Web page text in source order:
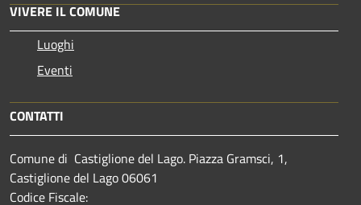
VIVERE IL COMUNE
Luoghi
Eventi
CONTATTI
Comune di Castiglione del Lago. Piazza Gramsci, 1,
Castiglione del Lago 06061
Codice Fiscale: